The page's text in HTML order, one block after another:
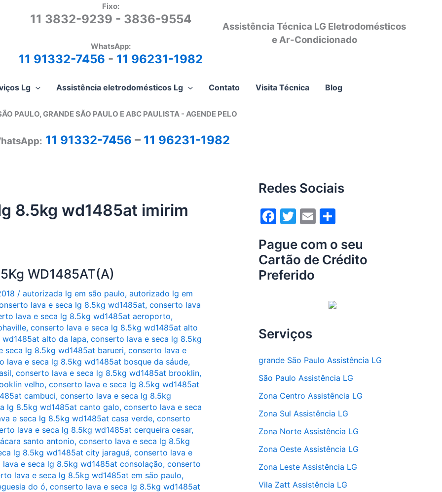
Fixo:
11 3832-9239 - 3836-9554
WhatsApp:
11 91332-7456 - 11 96231-1982
Assistência Técnica LG Eletrodomésticos
e Ar-Condicionado
Lg Assistência eletrodomésticos Lg Contato Visita Técnica Blog
PAULO, GRANDE SÃO PAULO E ABC PAULISTA - AGENDE PELO
11 91332-7456 – 11 96231-1982
8.5kg wd1485at imirim
WD1485AT(A)
/ autorizada lg em são paulo, autorizado lg em
lava e seca lg 8.5kg wd1485at, conserto lava
lava e seca lg 8.5kg wd1485at aeroporto,
, conserto lava e seca lg 8.5kg wd1485at alto
alto da lapa, conserto lava e seca lg 8.5kg
seca lg 8.5kg wd1485at barueri, conserto lava e
lava e seca lg 8.5kg wd1485at bosque da sáude,
, conserto lava e seca lg 8.5kg wd1485at brooklin,
velho, conserto lava e seca lg 8.5kg wd1485at
cambuci, conserto lava e seca lg 8.5kg
lg 8.5kg wd1485at canto galo, conserto lava e seca
e seca lg 8.5kg wd1485at casa verde, conserto
lava e seca lg 8.5kg wd1485at cerqueira cesar,
santo antonio, conserto lava e seca lg 8.5kg
lg 8.5kg wd1485at city jaraguá, conserto lava e
e seca lg 8.5kg wd1485at consolação, conserto
lava e seca lg 8.5kg wd1485at em são paulo,
do ó, conserto lava e seca lg 8.5kg wd1485at
Redes Sociais
F
c
e
b
k
T
itt
er
E
ai
l
ar
e
Pague com o seu
Cartão de Crédito
Preferido
Serviços
grande São Paulo Assistência LG
São Paulo Assistência LG
Zona Centro Assistência LG
Zona Sul Assistência LG
Zona Norte Assistência LG
Zona Oeste Assistência LG
Zona Leste Assistência LG
Vila Zatt Assistência LG